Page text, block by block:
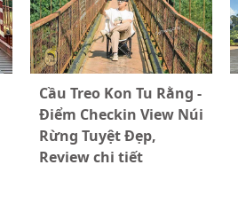
Cầu Treo Kon Tu Rằng -
Điểm Checkin View Núi
Rừng Tuyệt Đẹp,
Review chi tiết